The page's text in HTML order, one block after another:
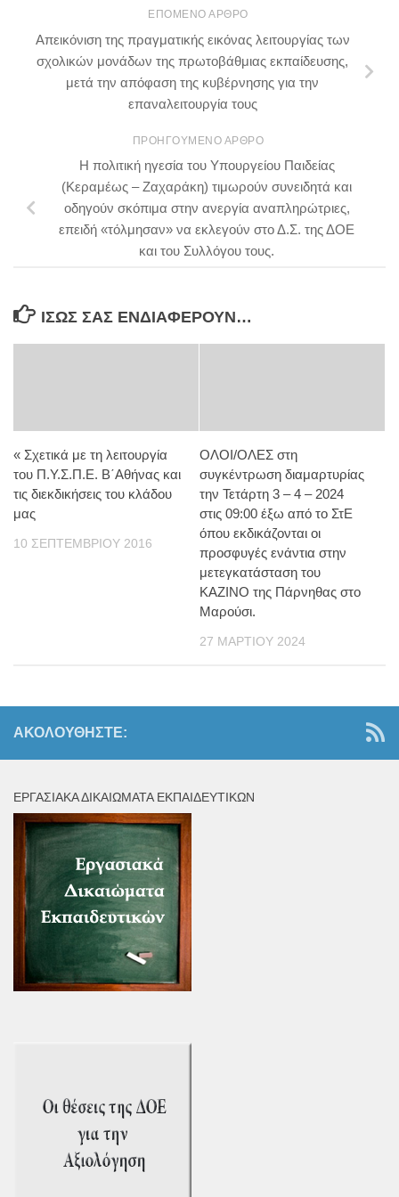
ΕΠΌΜΕΝΟ ΆΡΘΡΟ
Απεικόνιση της πραγματικής εικόνας λειτουργίας των
σχολικών μονάδων της πρωτοβάθμιας εκπαίδευσης,
μετά την απόφαση της κυβέρνησης για την
επαναλειτουργία τους
ΠΡΟΗΓΟΎΜΕΝΟ ΆΡΘΡΟ
Η πολιτική ηγεσία του Υπουργείου Παιδείας
(Κεραμέως – Ζαχαράκη) τιμωρούν συνειδητά και
οδηγούν σκόπιμα στην ανεργία αναπληρώτριες,
επειδή «τόλμησαν» να εκλεγούν στο Δ.Σ. της ΔΟΕ
και του Συλλόγου τους.
ΊΣΩΣ ΣΑΣ ΕΝΔΙΑΦΈΡΟΥΝ…
« Σχετικά με τη λειτουργία
του Π.Υ.Σ.Π.Ε. Β΄Αθήνας και
τις διεκδικήσεις του κλάδου
μας
10 ΣΕΠΤΕΜΒΡΊΟΥ 2016
ΟΛΟΙ/ΟΛΕΣ στη
συγκέντρωση διαμαρτυρίας
την Τετάρτη 3 – 4 – 2024
στις 09:00 έξω από το ΣτΕ
όπου εκδικάζονται οι
προσφυγές ενάντια στην
μετεγκατάσταση του
ΚΑΖΙΝΟ της Πάρνηθας στο
Μαρούσι.
27 ΜΑΡΤΊΟΥ 2024
ΑΚΟΛΟΥΘΉΣΤΕ:
ΕΡΓΑΣΙΑΚΆ ΔΙΚΑΙΏΜΑΤΑ ΕΚΠΑΙΔΕΥΤΙΚΏΝ